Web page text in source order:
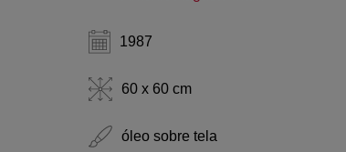
1987
60 x 60 cm
óleo sobre tela